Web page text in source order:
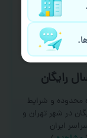
رایگان
محدوده و شرایط
در شهر تهران و
ایران